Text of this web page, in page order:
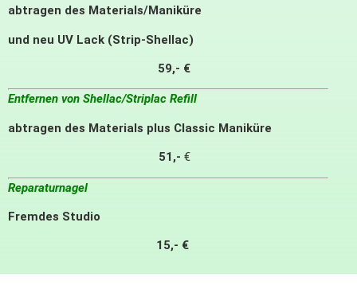
abtragen des Materials/Maniküre
und neu UV Lack (Strip-Shellac)
59,- €
Entfernen von Shellac/Striplac Refill
abtragen des Materials plus Classic Maniküre
51 ,- €
Reparaturnagel
Fremdes Studio
15,- €